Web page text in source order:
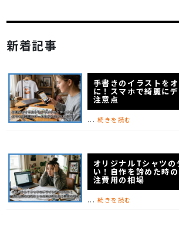
新着記事
手書きのイラストを
に！スマホで綺麗に
注意点
... 続きを読む
オリジナルTシャツ
い！自作を諦めた時
注費用の相場
... 続きを読む